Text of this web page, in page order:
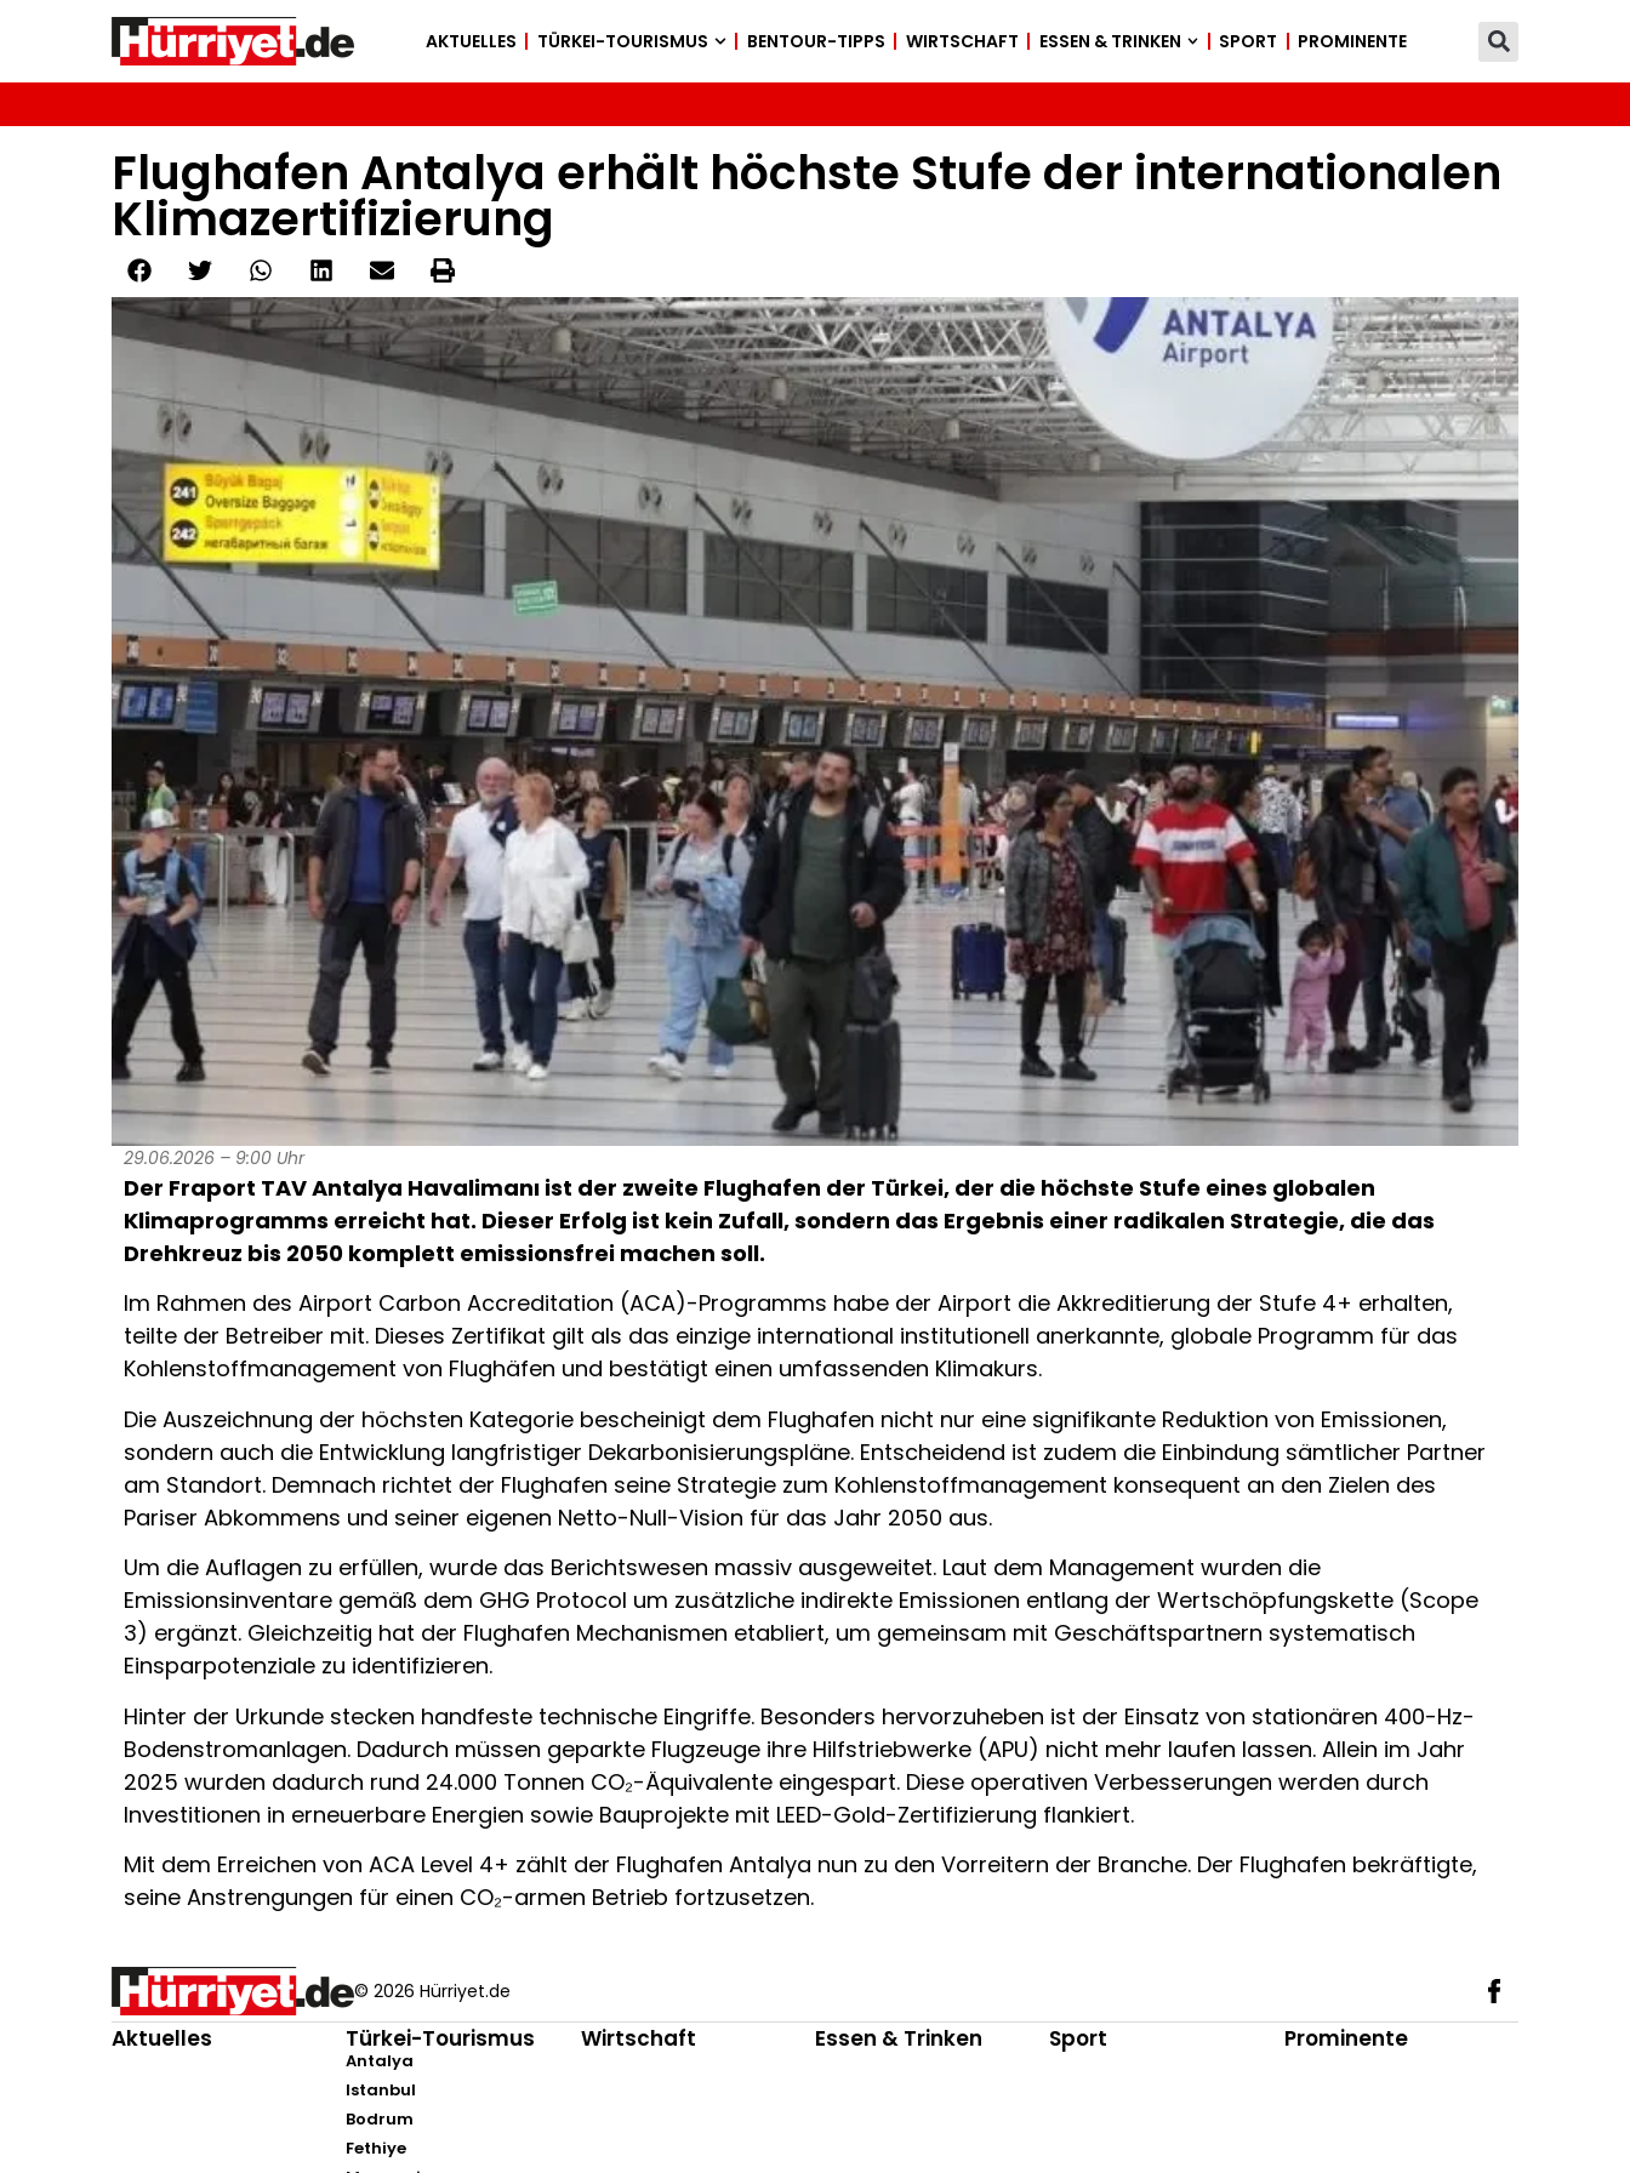
AKTUELLES TÜRKEI-TOURISMUS BENTOUR-TIPPS WIRTSCHAFT ESSEN & TRINKEN SPORT PROMINENTE
Flughafen Antalya erhält höchste Stufe der internationalen
Klimazertifizierung
29.06.2026 – 9:00 Uhr
Der Fraport TAV Antalya Havalimanı ist der zweite Flughafen der Türkei, der die höchste Stufe eines globalen
Klimaprogramms erreicht hat. Dieser Erfolg ist kein Zufall, sondern das Ergebnis einer radikalen Strategie, die das
Drehkreuz bis 2050 komplett emissionsfrei machen soll.
Im Rahmen des Airport Carbon Accreditation (ACA)-Programms habe der Airport die Akkreditierung der Stufe 4+ erhalten,
teilte der Betreiber mit. Dieses Zertifikat gilt als das einzige international institutionell anerkannte, globale Programm für das
Kohlenstoffmanagement von Flughäfen und bestätigt einen umfassenden Klimakurs.
Die Auszeichnung der höchsten Kategorie bescheinigt dem Flughafen nicht nur eine signifikante Reduktion von Emissionen,
sondern auch die Entwicklung langfristiger Dekarbonisierungspläne. Entscheidend ist zudem die Einbindung sämtlicher Partner
am Standort. Demnach richtet der Flughafen seine Strategie zum Kohlenstoffmanagement konsequent an den Zielen des
Pariser Abkommens und seiner eigenen Netto-Null-Vision für das Jahr 2050 aus.
Um die Auflagen zu erfüllen, wurde das Berichtswesen massiv ausgeweitet. Laut dem Management wurden die
Emissionsinventare gemäß dem GHG Protocol um zusätzliche indirekte Emissionen entlang der Wertschöpfungskette (Scope
3) ergänzt. Gleichzeitig hat der Flughafen Mechanismen etabliert, um gemeinsam mit Geschäftspartnern systematisch
Einsparpotenziale zu identifizieren.
Hinter der Urkunde stecken handfeste technische Eingriffe. Besonders hervorzuheben ist der Einsatz von stationären 400-Hz-
Bodenstromanlagen. Dadurch müssen geparkte Flugzeuge ihre Hilfstriebwerke (APU) nicht mehr laufen lassen. Allein im Jahr
2025 wurden dadurch rund 24.000 Tonnen CO₂-Äquivalente eingespart. Diese operativen Verbesserungen werden durch
Investitionen in erneuerbare Energien sowie Bauprojekte mit LEED-Gold-Zertifizierung flankiert.
Mit dem Erreichen von ACA Level 4+ zählt der Flughafen Antalya nun zu den Vorreitern der Branche. Der Flughafen bekräftigte,
seine Anstrengungen für einen CO₂-armen Betrieb fortzusetzen.
© 2026 Hürriyet.de
Aktuelles Türkei-Tourismus
Antalya
Istanbul
Bodrum
Fethiye
Wirtschaft Essen & Trinken Sport Prominente